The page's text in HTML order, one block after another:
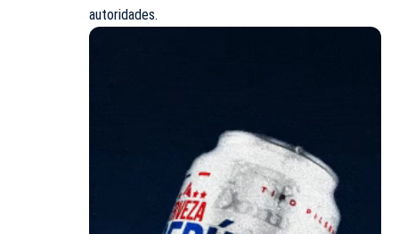
autoridades.